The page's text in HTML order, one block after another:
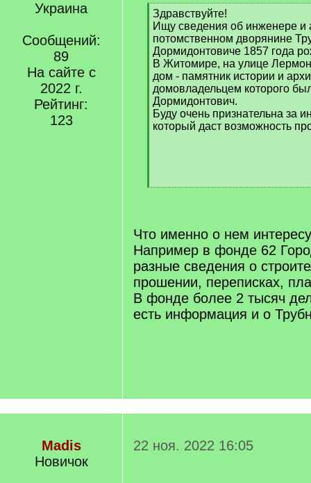
Украина
Сообщений:
89
На сайте с
2022 г.
Рейтинг:
123
[
q
]
Здравствуйте!
Ищу сведения об инженере и
потомственном дворянине
Дормидонтовиче 1857 года
В Житомире, на улице
дом - памятник истории и
домовладельцем которого
Дормидонтович.
Буду очень признательна за
который даст возможность
[
Что именно о нем
Например в фонде 62
разные сведения о
прошении, переписках,
В фонде более 2 тысяч
есть информация и о
Madis
Новичок
22 ноя. 2022 16:05